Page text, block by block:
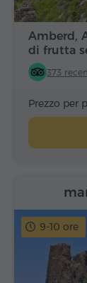
Amberd,
di frutta
Alfabeto
373
Prezzo per
9-10 ore